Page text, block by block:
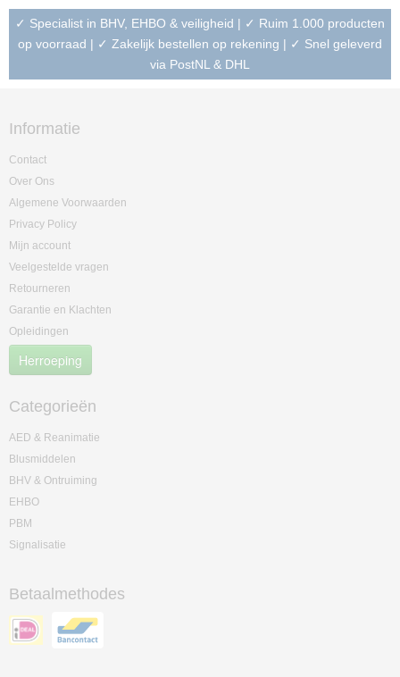
✓ Specialist in BHV, EHBO & veiligheid | ✓ Ruim 1.000 producten
op voorraad | ✓ Zakelijk bestellen op rekening | ✓ Snel geleverd
via PostNL & DHL
Informatie
Contact
Over Ons
Algemene Voorwaarden
Privacy Policy
Mijn account
Veelgestelde vragen
Retourneren
Garantie en Klachten
Opleidingen
Herroeping
Categorieën
AED & Reanimatie
Blusmiddelen
BHV & Ontruiming
EHBO
PBM
Signalisatie
Betaalmethodes